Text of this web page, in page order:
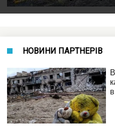
НОВИНИ ПАРТНЕРІВ